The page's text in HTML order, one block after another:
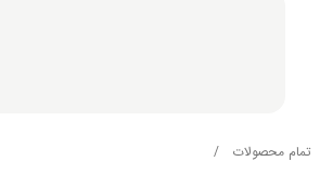
تمام محصولات /